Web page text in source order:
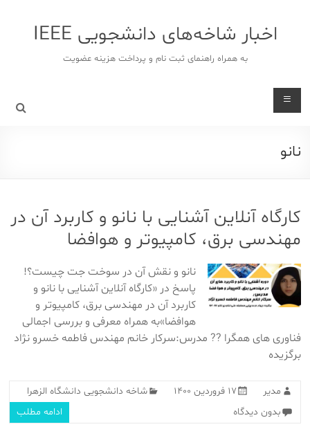
اخبار شاخه‌های دانشجویی IEEE
به همراه راهنمای ثبت نام و پرداخت هزینه عضویت
نانو
کارگاه آنلاین آشنایی با نانو و کاربرد آن در
مهندسی برق، کامپیوتر و هوافضا
نانو و نقش آن در سوخت جت چیست؟!
پاسخ در «کارگاه آنلاین آشنایی با نانو و
کاربرد آن در مهندسی برق، کامپیوتر و
هوافضا»به همراه معرفی و بررسی اجمالی
فناوری های همگرا ?‍? مدرس:سرکار خانم مهندس فاطمه خسرو نژاد
برگزیده
مدیر ۱۷ فروردین ۱۴۰۰
شاخه دانشجویی دانشگاه الزهرا
بدون دیدگاه
ادامه مطلب